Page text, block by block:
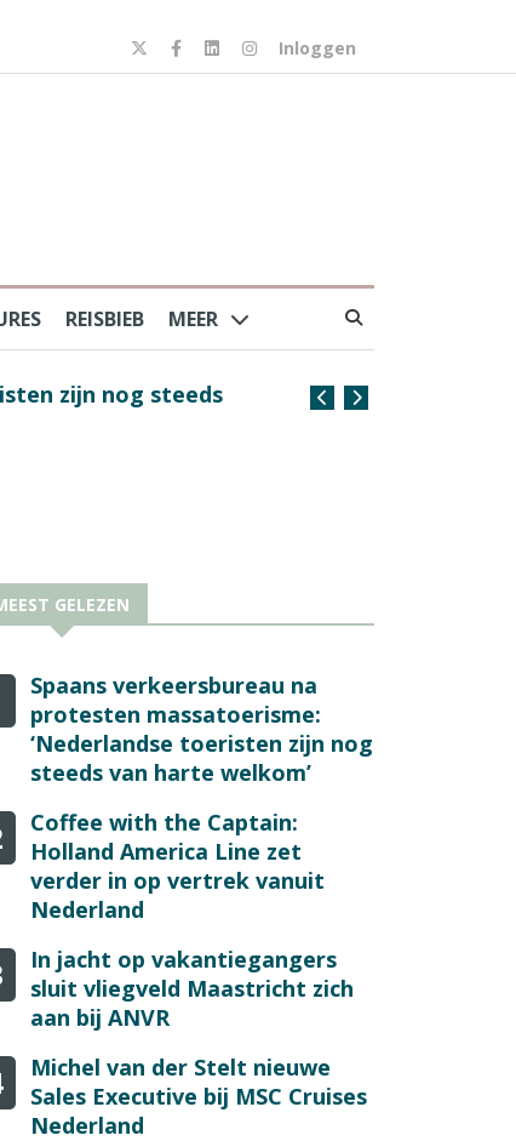
Inloggen
REISBIEB MEER
zijn nog steeds
Coffee with the
GELEZEN
Spaans verkeersbureau na
protesten massatoerisme:
‘Nederlandse toeristen zijn nog
steeds van harte welkom’
Coffee with the Captain:
Holland America Line zet
verder in op vertrek vanuit
Nederland
In jacht op vakantiegangers
sluit vliegveld Maastricht zich
aan bij ANVR
Michel van der Stelt nieuwe
Sales Executive bij MSC Cruises
Nederland